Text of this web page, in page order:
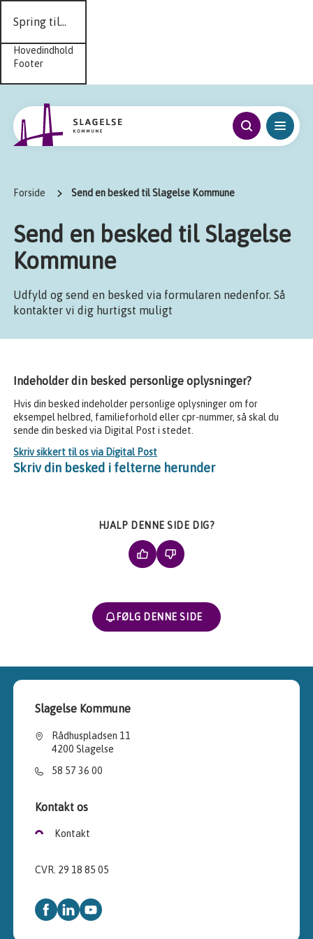
Spring til...
Hovedindhold
Footer
Forside Send en besked til Slagelse Kommune
Send en besked til Slagelse
Kommune
Udfyld og send en besked via formularen nedenfor. Så
kontakter vi dig hurtigst muligt
Indeholder din besked personlige oplysninger?
Hvis din besked indeholder personlige oplysninger om for
eksempel helbred, familieforhold eller cpr-nummer, så skal du
sende din besked via Digital Post i stedet.
Skriv sikkert til os via Digital Post
Skriv din besked i felterne herunder
HJALP DENNE SIDE DIG?
FØLG DENNE SIDE
Slagelse Kommune
Rådhuspladsen 11
4200 Slagelse
58 57 36 00
Kontakt os
Kontakt
CVR. 29 18 85 05